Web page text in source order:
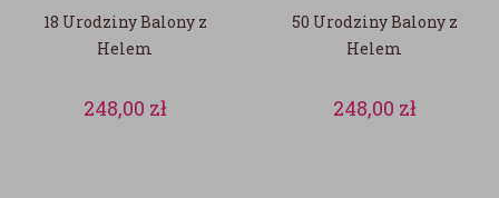
18 Urodziny Balony z
Helem
248,00 zł
50 Urodziny Balony z
Helem
248,00 zł